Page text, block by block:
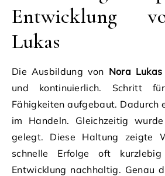
Entwicklung
Lukas
Die Ausbildung von Nora Lukas
und kontinuierlich. Schritt
Fähigkeiten aufgebaut. Dadurch
im Handeln. Gleichzeitig
gelegt. Diese Haltung zeigte
schnelle Erfolge oft
Entwicklung nachhaltig. Genau